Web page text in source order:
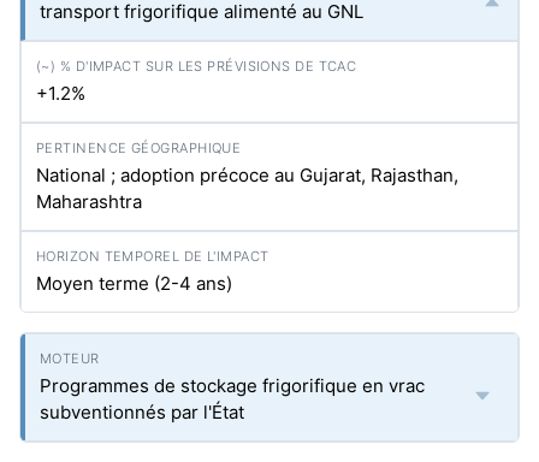
transport frigorifique alimenté au GNL
+1.2%
National ; adoption précoce au Gujarat, Rajasthan,
Maharashtra
Moyen terme (2-4 ans)
Programmes de stockage frigorifique en vrac
subventionnés par l'État